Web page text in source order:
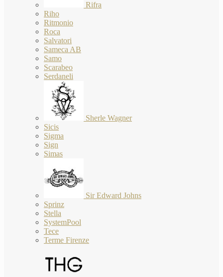
Rifra
Riho
Ritmonio
Roca
Salvatori
Sameca AB
Samo
Scarabeo
Serdaneli
Sherle Wagner
Sicis
Sigma
Sign
Simas
Sir Edward Johns
Sprinz
Stella
SystemPool
Tece
Terme Firenze